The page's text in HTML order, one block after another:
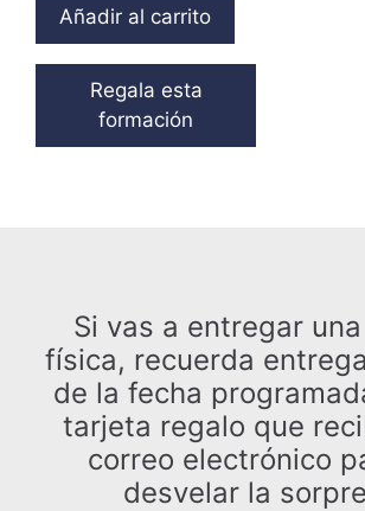
Añadir al carrito
Regala esta
formación
Si vas a entregar
física, recuerda
de la fecha
tarjeta regalo que
correo electrónico
desvelar la